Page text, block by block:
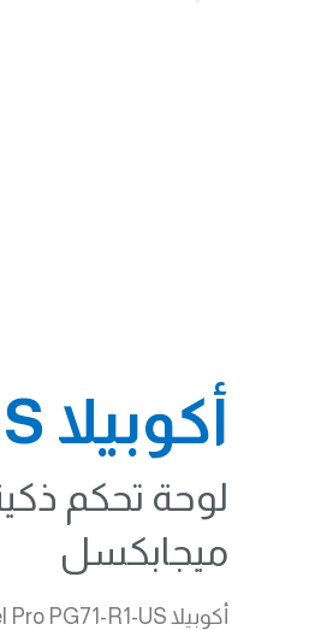
أكوبيلا HyPanel Pro PG71-R1-US
ميجابكسل
أكوبيلا HyPanel Pro PG71-R1-US